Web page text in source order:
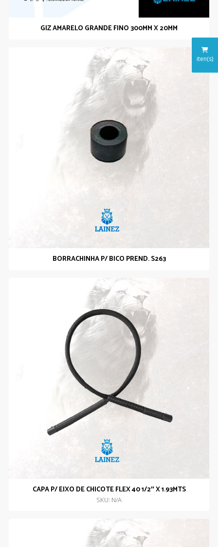
iten(s)
GIZ AMARELO GRANDE FINO 300MM X 20MM
BORRACHINHA P/ BICO PREND. S263
CAPA P/ EIXO DE CHICOTE FLEX 40 1/2″ X 1.93MTS
SKU: N/A